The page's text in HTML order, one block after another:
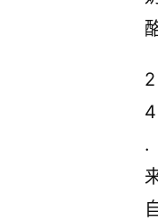
2
4
.